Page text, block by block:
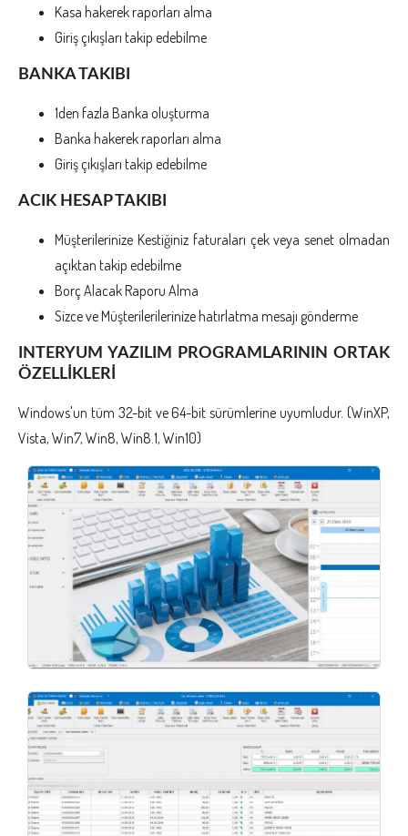
Kasa hakerek raporları alma
Giriş çıkışları takip edebilme
BANKA TAKIBI
1den fazla Banka oluşturma
Banka hakerek raporları alma
Giriş çıkışları takip edebilme
ACIK HESAP TAKIBI
Müşterilerinize Kestiğiniz faturaları çek veya senet olmadan
açıktan takip edebilme
Borç Alacak Raporu Alma
Sizce ve Müşterilerilerinize hatırlatma mesajı gönderme
INTERYUM YAZILIM PROGRAMLARININ ORTAK
ÖZELLİKLERİ
Windows'un tüm 32-bit ve 64-bit sürümlerine uyumludur. (WinXP,
Vista, Win7, Win8, Win8.1, Win10)